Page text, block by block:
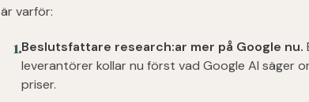
är varför:
1.Beslutsfattare research:ar mer på Google nu.
leverantörer kollar nu först vad Google AI säger
priser.